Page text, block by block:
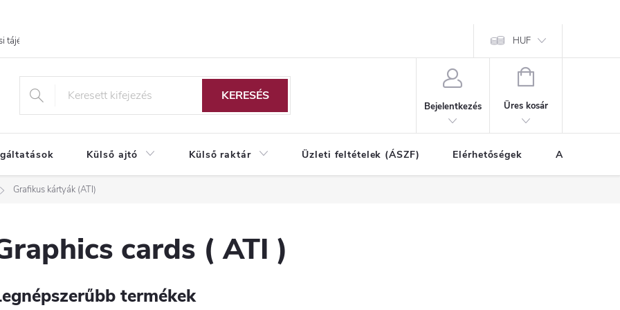
tájékoztató HUF
KERESÉS
Bejelentkezés
KOSÁR
Üres kosár
Külső ajtó Külső raktár Üzleti feltételek (ÁSZF) Elérhetőségek A vásárlás
Grafikus kártyák (ATI)
cards ( ATI )
termékek